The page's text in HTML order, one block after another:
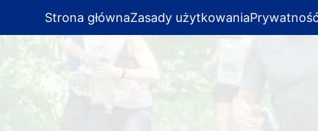
Strona głównaZasady użytkowaniaPrywatność